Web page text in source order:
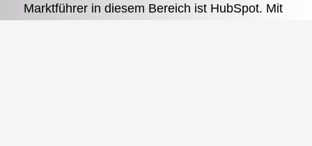
Marktführer in diesem Bereich ist HubSpot. Mit